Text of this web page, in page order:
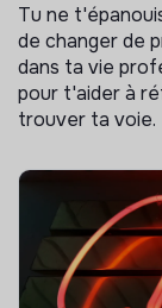
Tu ne
de changer de
dans ta vie
pour t'aider à
trouver ta voie.